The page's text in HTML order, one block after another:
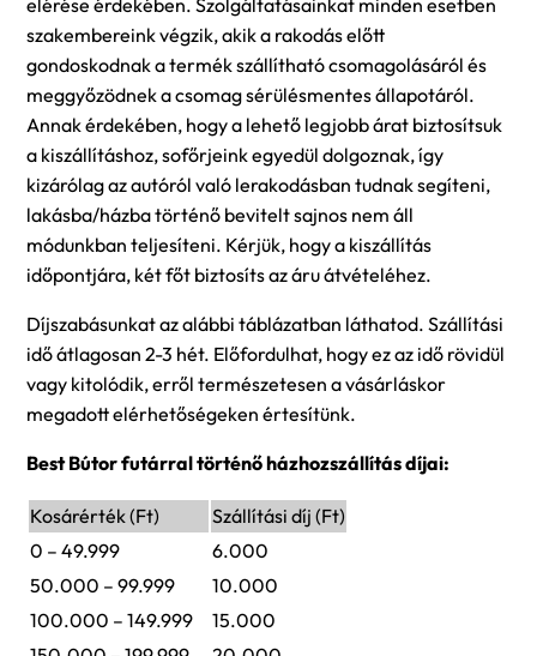
szakembereink végzik, akik a rakodás előtt
gondoskodnak a termék szállítható csomagolásáról és
meggyőzödnek a csomag sérülésmentes állapotáról.
Annak érdekében, hogy a lehető legjobb árat biztosítsuk
a kiszállításhoz, sofőrjeink egyedül dolgoznak, így
kizárólag az autóról való lerakodásban tudnak segíteni,
lakásba/házba történő bevitelt sajnos nem áll
módunkban teljesíteni. Kérjük, hogy a kiszállítás
időpontjára, két főt biztosíts az áru átvételéhez.
Díjszabásunkat az alábbi táblázatban láthatod. Szállítási
idő átlagosan 2-3 hét. Előfordulhat, hogy ez az idő rövidül
vagy kitolódik, erről természetesen a vásárláskor
megadott elérhetőségeken értesítünk.
Best Bútor futárral történő házhozszállítás díjai:
Kosárérték (Ft)
Szállítási díj (Ft)
0 – 49.999
6.000
50.000 – 99.999
10.000
100.000 – 149.999
15.000